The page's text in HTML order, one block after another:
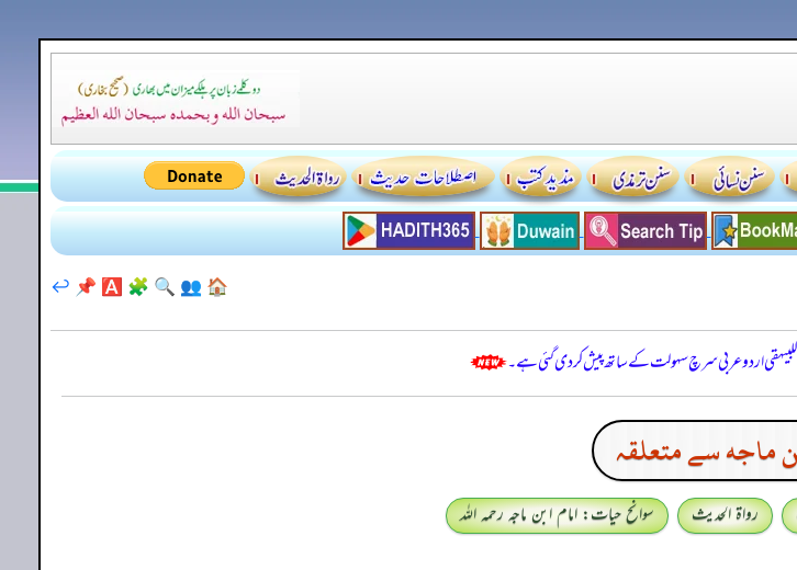
🏠
👥
🔍
🧩
🅰️
📌
↩️
للبيهقي اردو عربی سرچ سہولت کے ساتھ پیش کر دی گئی ہے۔
ماجه سے متعلقہ
رواۃ الحدیث
سوانح حیات: امام ابن ماجہ رحمہ اللہ